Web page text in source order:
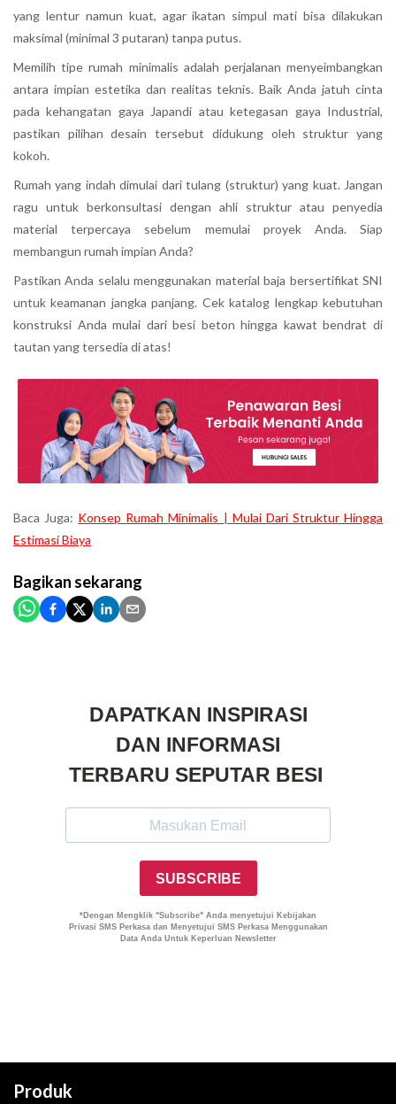
yang lentur namun kuat, agar ikatan simpul mati bisa dilakukan
maksimal (minimal 3 putaran) tanpa putus.
Memilih tipe rumah minimalis adalah perjalanan menyeimbangkan
antara impian estetika dan realitas teknis. Baik Anda jatuh cinta
pada kehangatan gaya Japandi atau ketegasan gaya Industrial,
pastikan pilihan desain tersebut didukung oleh struktur yang
kokoh.
Rumah yang indah dimulai dari tulang (struktur) yang kuat. Jangan
ragu untuk berkonsultasi dengan ahli struktur atau penyedia
material terpercaya sebelum memulai proyek Anda. Siap
membangun rumah impian Anda?
Pastikan Anda selalu menggunakan material baja bersertifikat SNI
untuk keamanan jangka panjang. Cek katalog lengkap kebutuhan
konstruksi Anda mulai dari besi beton hingga kawat bendrat di
tautan yang tersedia di atas!
Baca Juga: Konsep Rumah Minimalis | Mulai Dari Struktur Hingga
Estimasi Biaya
Bagikan sekarang
Produk